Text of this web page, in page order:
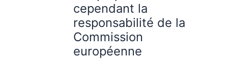
cependant la
responsabilité de la
Commission
européenne